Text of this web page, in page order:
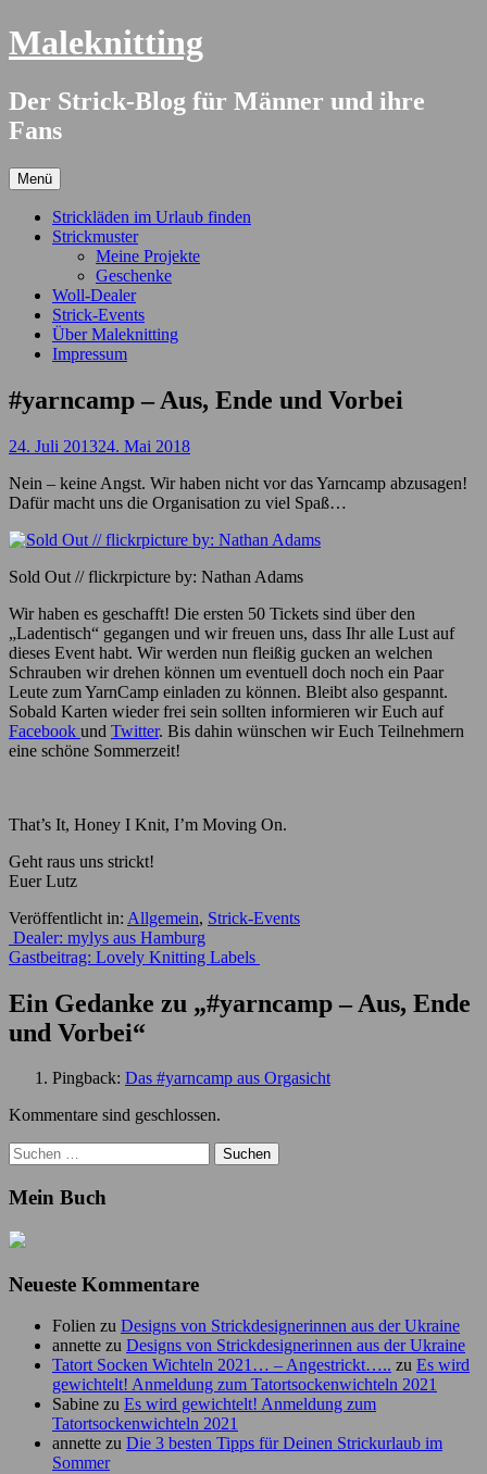
Springe
zum
Maleknitting
Der Strick-Blog für Männer und ihre
Fans
Menü
Strickläden im Urlaub finden
Strickmuster
Meine Projekte
Geschenke
Woll-Dealer
Strick-Events
Über Maleknitting
Impressum
#yarncamp – Aus, Ende und Vorbei
24. Juli 201324. Mai 2018
Nein – keine Angst. Wir haben nicht vor das Yarncamp abzusagen!
Dafür macht uns die Organisation zu viel Spaß…
Sold Out // flickrpicture by: Nathan Adams
Wir haben es geschafft! Die ersten 50 Tickets sind über den
„Ladentisch“ gegangen und wir freuen uns, dass Ihr alle Lust auf
dieses Event habt. Wir werden nun fleißig gucken an welchen
Schrauben wir drehen können um eventuell doch noch ein Paar
Leute zum YarnCamp einladen zu können. Bleibt also gespannt.
Sobald Karten wieder frei sein sollten informieren wir Euch auf
Facebook und Twitter. Bis dahin wünschen wir Euch Teilnehmern
eine schöne Sommerzeit!
That’s It, Honey I Knit, I’m Moving On.
Geht raus uns strickt!
Euer Lutz
Veröffentlicht in: Allgemein, Strick-Events
Beitrags-
Navigation
Dealer: mylys aus Hamburg
Gastbeitrag: Lovely Knitting Labels
Ein Gedanke zu „#yarncamp – Aus, Ende
und Vorbei“
Pingback: Das #yarncamp aus Orgasicht
Kommentare sind geschlossen.
Suchen
nach:
Mein Buch
Neueste Kommentare
Folien zu Designs von Strickdesignerinnen aus der Ukraine
annette zu Designs von Strickdesignerinnen aus der Ukraine
Tatort Socken Wichteln 2021… – Angestrickt….. zu Es wird
gewichtelt! Anmeldung zum Tatortsockenwichteln 2021
Sabine zu Es wird gewichtelt! Anmeldung zum
Tatortsockenwichteln 2021
annette zu Die 3 besten Tipps für Deinen Strickurlaub im
Sommer